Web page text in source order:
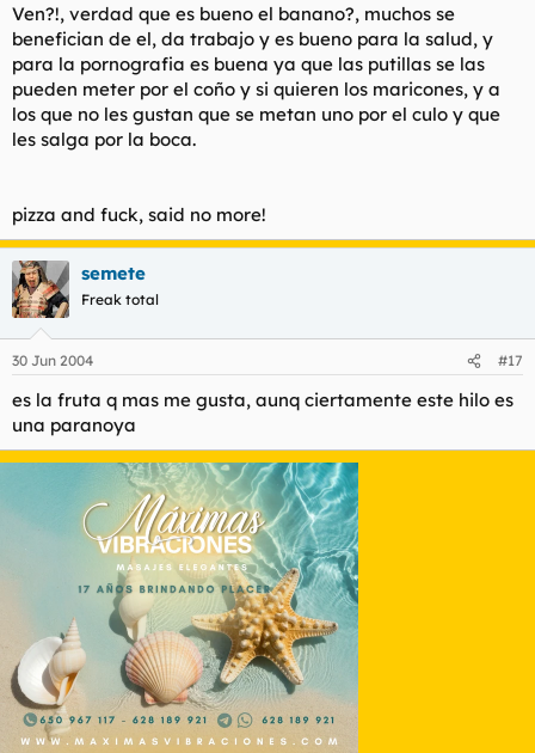
Ven?!, verdad que es bueno el banano?, muchos se
benefician de el, da trabajo y es bueno para la salud, y
para la pornografia es buena ya que las putillas se las
pueden meter por el coño y si quieren los maricones, y a
los que no les gustan que se metan uno por el culo y que
les salga por la boca.
pizza and fuck, said no more!
semete
Freak total
30 Jun 2004 #17
es la fruta q mas me gusta, aunq ciertamente este hilo es
una paranoya